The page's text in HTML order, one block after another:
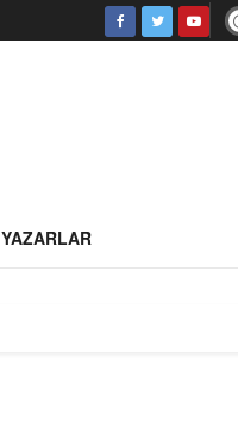
YAZARLAR